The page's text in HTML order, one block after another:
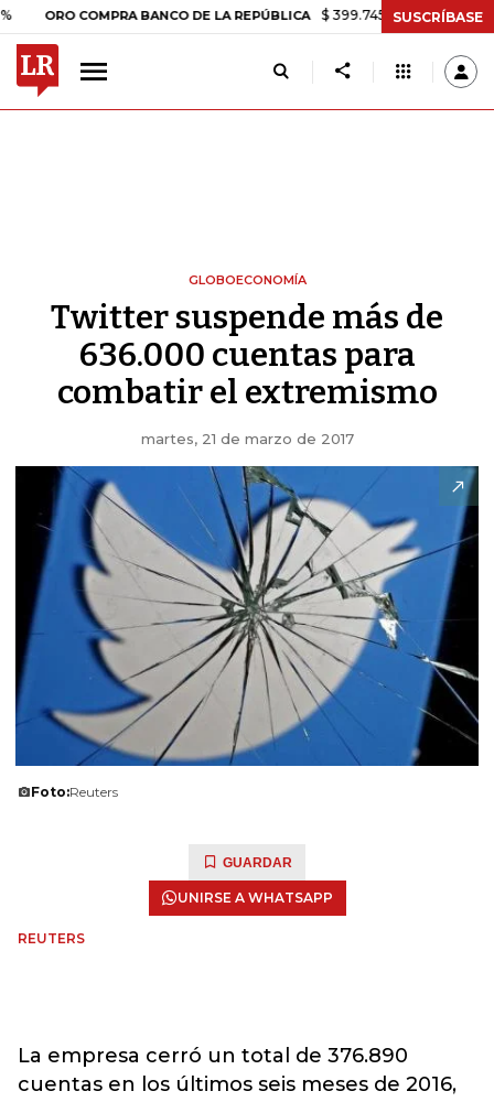
COMPRA BANCO DE LA REPÚBLICA $ 399.745,16 +$ 2.295,71 +0,58%
SUSCRÍBASE
GLOBOECONOMÍA
Twitter suspende más de
636.000 cuentas para
combatir el extremismo
martes, 21 de marzo de 2017
Foto:Reuters
GUARDAR
UNIRSE A WHATSAPP
REUTERS
La empresa cerró un total de 376.890
cuentas en los últimos seis meses de 2016,